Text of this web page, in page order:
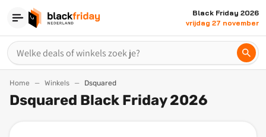
Black Friday 2026
vrijdag 27 november
Home Winkels Dsquared
Dsquared Black Friday 2026